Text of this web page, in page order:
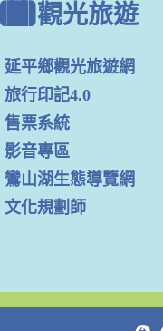
觀光旅遊
延平鄉觀光旅遊網
旅行印記4.0
售票系統
影音專區
鸞山湖生態導覽網
文化規劃師